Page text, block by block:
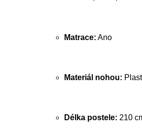
Matrace: Ano
Materiál nohou: Plast
Délka postele: 210